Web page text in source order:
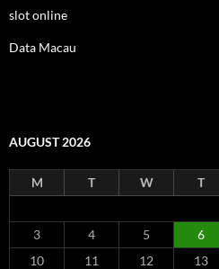
slot online
Data Macau
AUGUST 2026
M T W T
3
4 5 6
10
11 12 13